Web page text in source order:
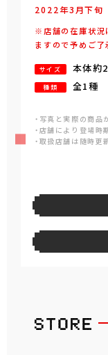
2022年3 月下旬
※店舗の在庫状況
ますので予めご了
サイズ 本体約
種類 全1種
・写真と実際の商品
・店舗により登場時
・取扱店舗は随時更